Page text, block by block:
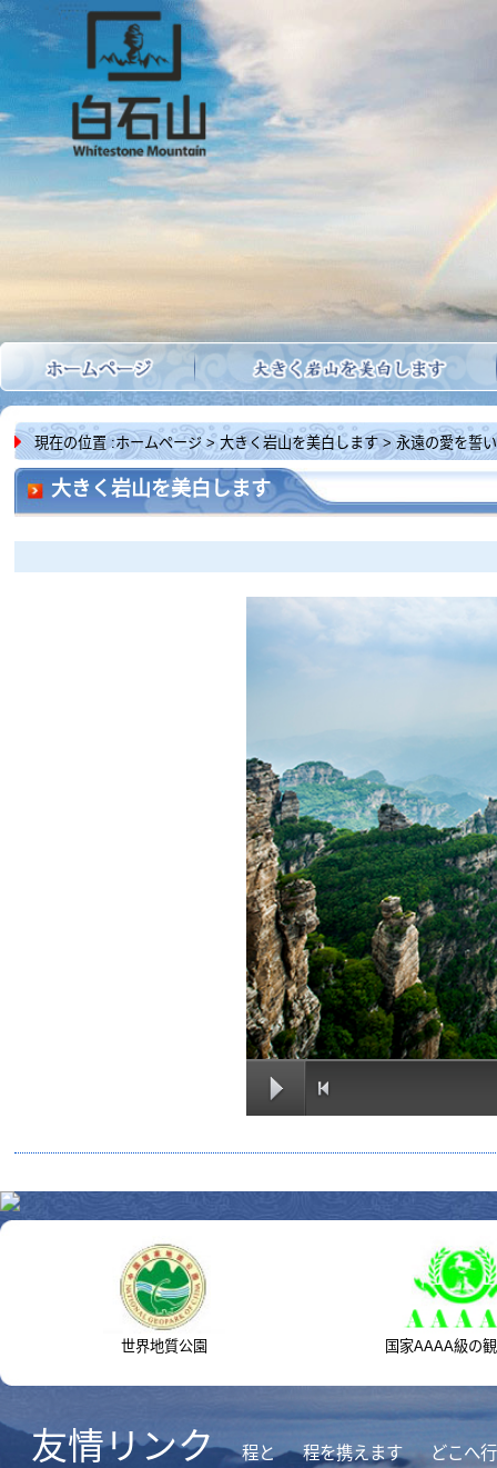
現在の位置 :ホームページ> 大きく岩山を美白します > 永遠の愛を誓いま
す大きく岩山を美白します
世界地質公園 国家AAAA級の観光地区
友情リンク どこへ行くの
Copyright©版権所有2002-2014白石山冀ICP備14014754号-いち